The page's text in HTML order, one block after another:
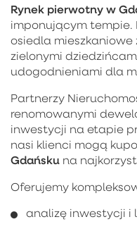
Rynek pierwotny w
imponującym
osiedla mieszkaniowe
zielonymi
udogodnieniami dla
Partnerzy
renomowanymi
inwestycji na etapie
nasi klienci mogą
Gdańsku na
Oferujemy
analizę inwestycji i